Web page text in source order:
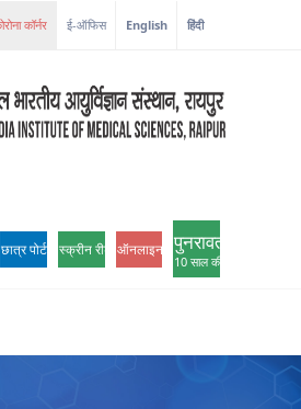
ई-ऑफिस English हिंदी
छात्र पोर्टल स्क्रीन रीडर एक्सेसऑनलाइन ओपीडी पंजीकरण
पुनरावर्तन
10 साल की उत्कृष्टता